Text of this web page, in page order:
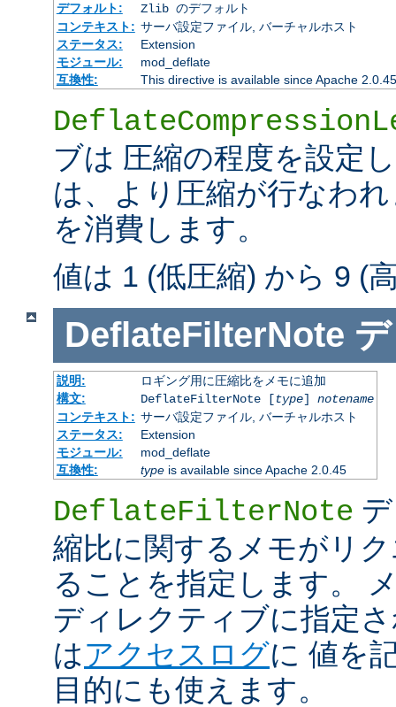
デフォルト:
Zlib のデフォルト
コンテキスト: サーバ設定ファイル, バーチャルホスト
ステータス:
Extension
モジュール:
mod_deflate
互換性:
This directive is available since Apache 2.0.45
ブは 圧縮の程度を設定
は、より圧縮が行なわ
を消費します。
値は 1 (低圧縮) から 9 (
DeflateFilterNote
説明:
ロギング用に圧縮比をメモに追加
構文:
DeflateFilterNote [type] notename
コンテキスト: サーバ設定ファイル, バーチャルホスト
ステータス:
Extension
モジュール:
mod_deflate
互換性:
typeis available since Apache 2.0.45
DeflateFilterNote
縮比に関するメモがリ
ることを指定します。
ディレクティブに指定
はアクセスログに 値を
目的にも使えます。